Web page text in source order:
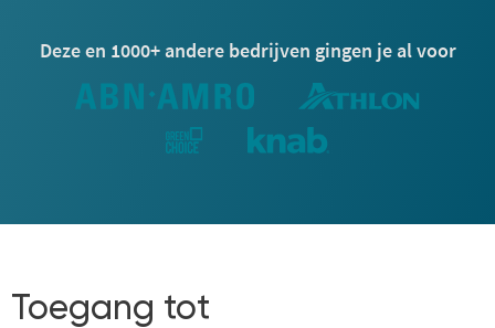
Deze en 1000+ andere bedrijven gingen je al voor
Toegang tot